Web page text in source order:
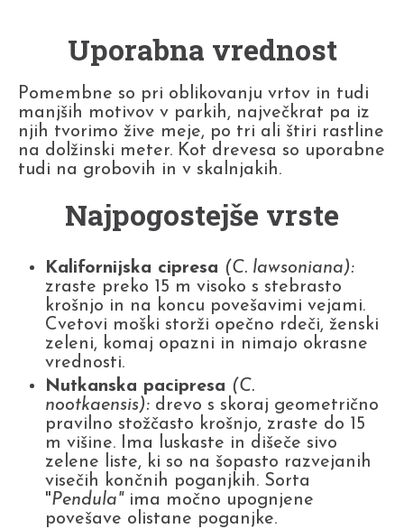
Uporabna vrednost
Pomembne so pri oblikovanju vrtov in tudi
manjših motivov v parkih, največkrat pa iz
njih tvorimo žive meje, po tri ali štiri rastline
na dolžinski meter. Kot drevesa so uporabne
tudi na grobovih in v skalnjakih.
Najpogostejše vrste
Kalifornijska cipresa (C. lawsoniana):
zraste preko 15 m visoko s stebrasto
krošnjo in na koncu povešavimi vejami.
Cvetovi moški storži opečno rdeči, ženski
zeleni, komaj opazni in nimajo okrasne
vrednosti.
Nutkanska pacipresa (C.
nootkaensis): drevo s skoraj geometrično
pravilno stožčasto krošnjo, zraste do 15
m višine. Ima luskaste in dišeče sivo
zelene liste, ki so na šopasto razvejanih
visečih končnih poganjkih. Sorta
"Pendula" ima močno upognjene
povešave olistane poganjke.